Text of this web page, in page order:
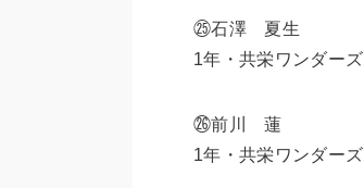
㉕石澤 夏生
1年・共栄ワンダーズ
㉖前川 蓮
1年・共栄ワンダーズ